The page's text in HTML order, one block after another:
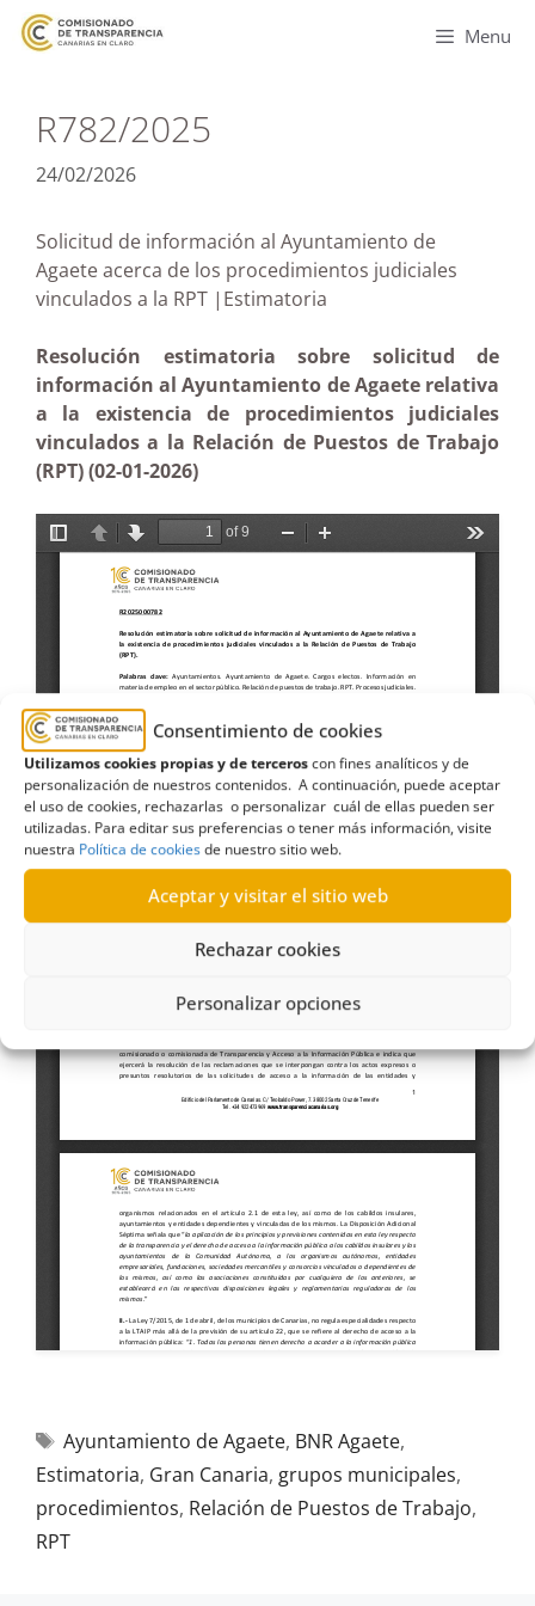
Consentimiento de cookies
Utilizamos cookies propias y de terceroscon fines analíticos y de
personalización de nuestros contenidos. A continuación, puede aceptar
el uso de cookies, rechazarlas o personalizar cuál de ellas pueden ser
utilizadas. Para editar sus preferencias o tener más información, visite
nuestra Política de cookiesde nuestro sitio web.
Aceptar y visitar el sitio web
Rechazar cookies
Personalizar opciones
Menu
R782/2025
24/02/2026
Solicitud de información al Ayuntamiento de
Agaete acerca de los procedimientos judiciales
vinculados a la RPT |Estimatoria
Resolución estimatoria sobre solicitud de
información al Ayuntamiento de Agaete relativa
a la existencia de procedimientos judiciales
vinculados a la Relación de Puestos de Trabajo
(RPT) (02-01-2026)
Ayuntamiento de Agaete, BNR Agaete,
Estimatoria, Gran Canaria, grupos municipales,
procedimientos, Relación de Puestos de Trabajo,
RPT